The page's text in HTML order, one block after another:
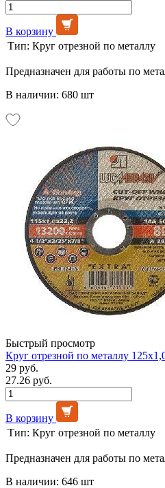
В корзину
Тип: Круг отрезной по металлу
Предназначен для работы по
В наличии: 680 шт
Быстрый просмотр
Круг отрезной по металлу
29 руб.
27.26 руб.
В корзину
Тип: Круг отрезной по металлу
Предназначен для работы по
В наличии: 646 шт